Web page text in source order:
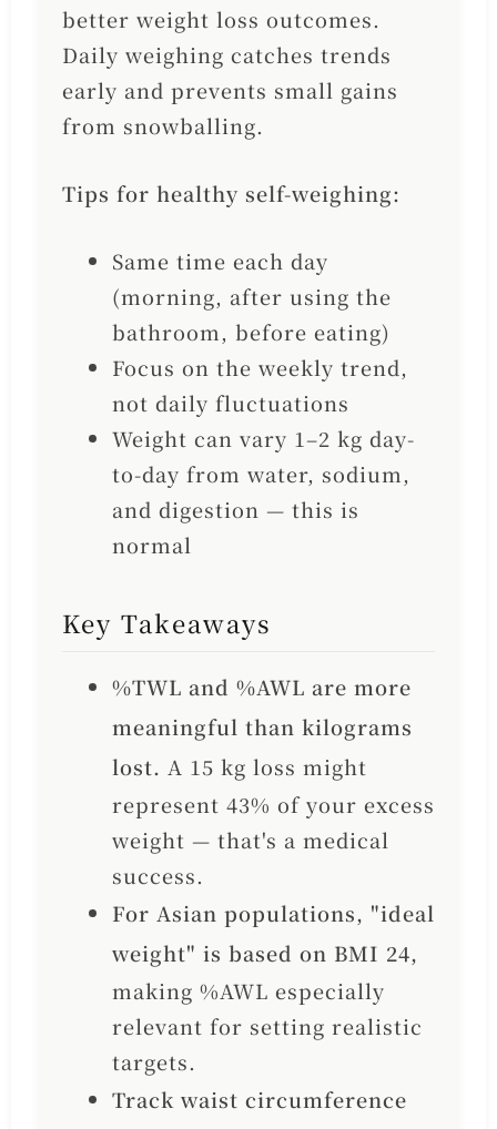
better weight loss outcomes.
Daily weighing catches trends
early and prevents small gains
from snowballing.
Tips for healthy self-weighing:
Same time each day
(morning, after using the
bathroom, before eating)
Focus on the weekly trend,
not daily fluctuations
Weight can vary 1–2 kg day-
to-day from water, sodium,
and digestion — this is
normal
Key Takeaways
%TWL and %AWL are more
meaningful than kilograms
lost. A 15 kg loss might
represent 43% of your excess
weight — that's a medical
success.
For Asian populations, "ideal
weight" is based on BMI 24,
making %AWL especially
relevant for setting realistic
targets.
Track waist circumference